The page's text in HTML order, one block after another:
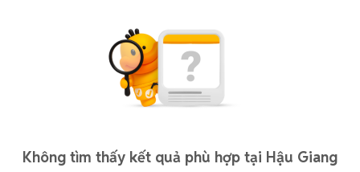
Không tìm thấy kết quả phù hợp tại Hậu Giang